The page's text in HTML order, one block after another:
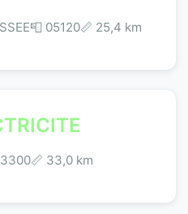
📮 05120📏 25,4 km
📏 33,0 km